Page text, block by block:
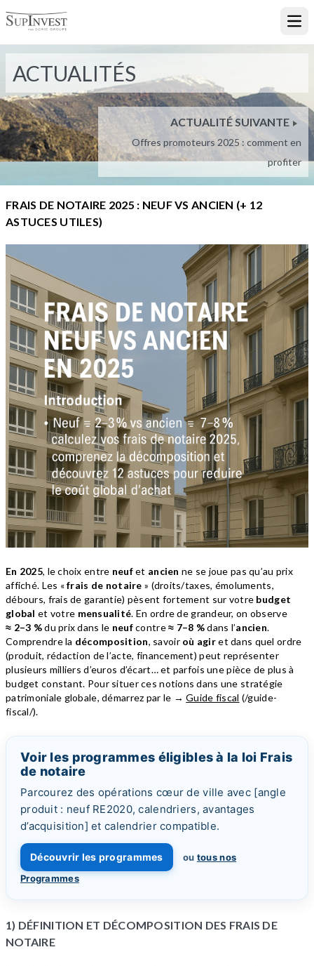
ACTUALITÉS
ACTUALITÉ SUIVANTE
Offres promoteurs 2025 : comment en
profiter
FRAIS DE NOTAIRE 2025 : NEUF VS ANCIEN (+ 12
ASTUCES UTILES)
En 2025, le choix entre neufet ancien ne se joue pas qu’au prix
affiché. Les «frais de notaire » (droits/taxes, émoluments,
débours, frais de garantie) pèsent fortement sur votre budget
global et votre mensualité. En ordre de grandeur, on observe
≈ 2–3 %du prix dans le neufcontre≈ 7–8 %dans l’ancien.
Comprendre la décomposition, savoir où agiret dans quel ordre
(produit, rédaction de l’acte, financement) peut représenter
plusieurs milliers d’euros d’écart… et parfois une pièce de plus à
budget constant. Pour situer ces notions dans une stratégie
patrimoniale globale, démarrez par le →Guide fiscal (/guide-
fiscal/).
Voir les programmes éligibles à la loi Frais
de notaire
Parcourez des opérations cœur de ville avec [angle
produit : neuf RE2020, calendriers, avantages
d’acquisition] et calendrier compatible.
Découvrir les programmes ou tous nos
Programmes
1) DÉFINITION ET DÉCOMPOSITION DES FRAIS DE
NOTAIRE